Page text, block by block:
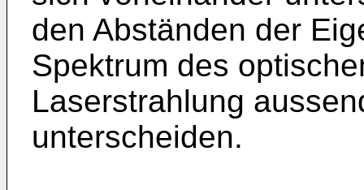
den Abständen der
Spektrum des
Laserstrahlung
unterscheiden.